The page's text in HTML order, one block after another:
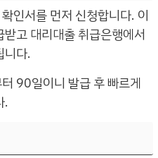
인서를 먼저 신청합니다. 이
고 대리대출 취급은행에서
니다.
90일이니 발급 후 빠르게
.